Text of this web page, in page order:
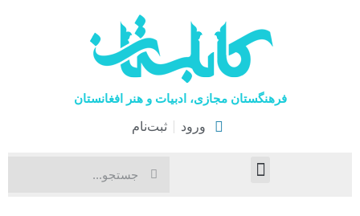
فرهنگستان مجازی، ادبیات و هنر افغانستان
ورود ثبت‌نام